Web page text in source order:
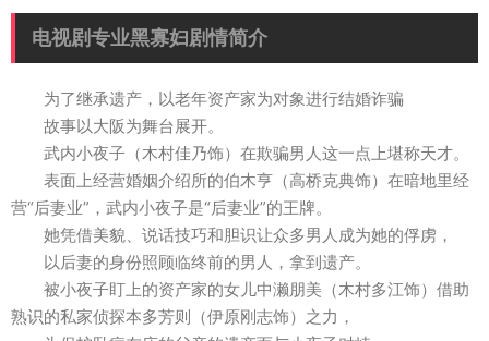
电视剧专业黑寡妇剧情简介
为了继承遗产，以老年资产家为对象进行结婚诈骗
故事以大阪为舞台展开。
武内小夜子（木村佳乃饰）在欺骗男人这一点上堪称天才。
表面上经营婚姻介绍所的伯木亨（高桥克典饰）在暗地里经
营“后妻业”，武内小夜子是“后妻业”的王牌。
她凭借美貌、说话技巧和胆识让众多男人成为她的俘虏，
以后妻的身份照顾临终前的男人，拿到遗产。
被小夜子盯上的资产家的女儿中濑朋美（木村多江饰）借助
熟识的私家侦探本多芳则（伊原刚志饰）之力，